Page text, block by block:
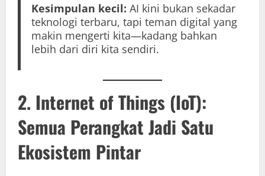
Kesimpulan kecil: AI kini bukan sekadar
teknologi terbaru, tapi teman digital yang
makin mengerti kita—kadang bahkan
lebih dari diri kita sendiri.
2. Internet of Things (IoT):
Semua Perangkat Jadi Satu
Ekosistem Pintar